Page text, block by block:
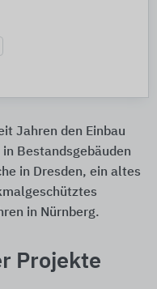
Jahren den Einbau
Bestandsgebäuden
in Dresden, ein altes
in Nürnberg.
Projekte